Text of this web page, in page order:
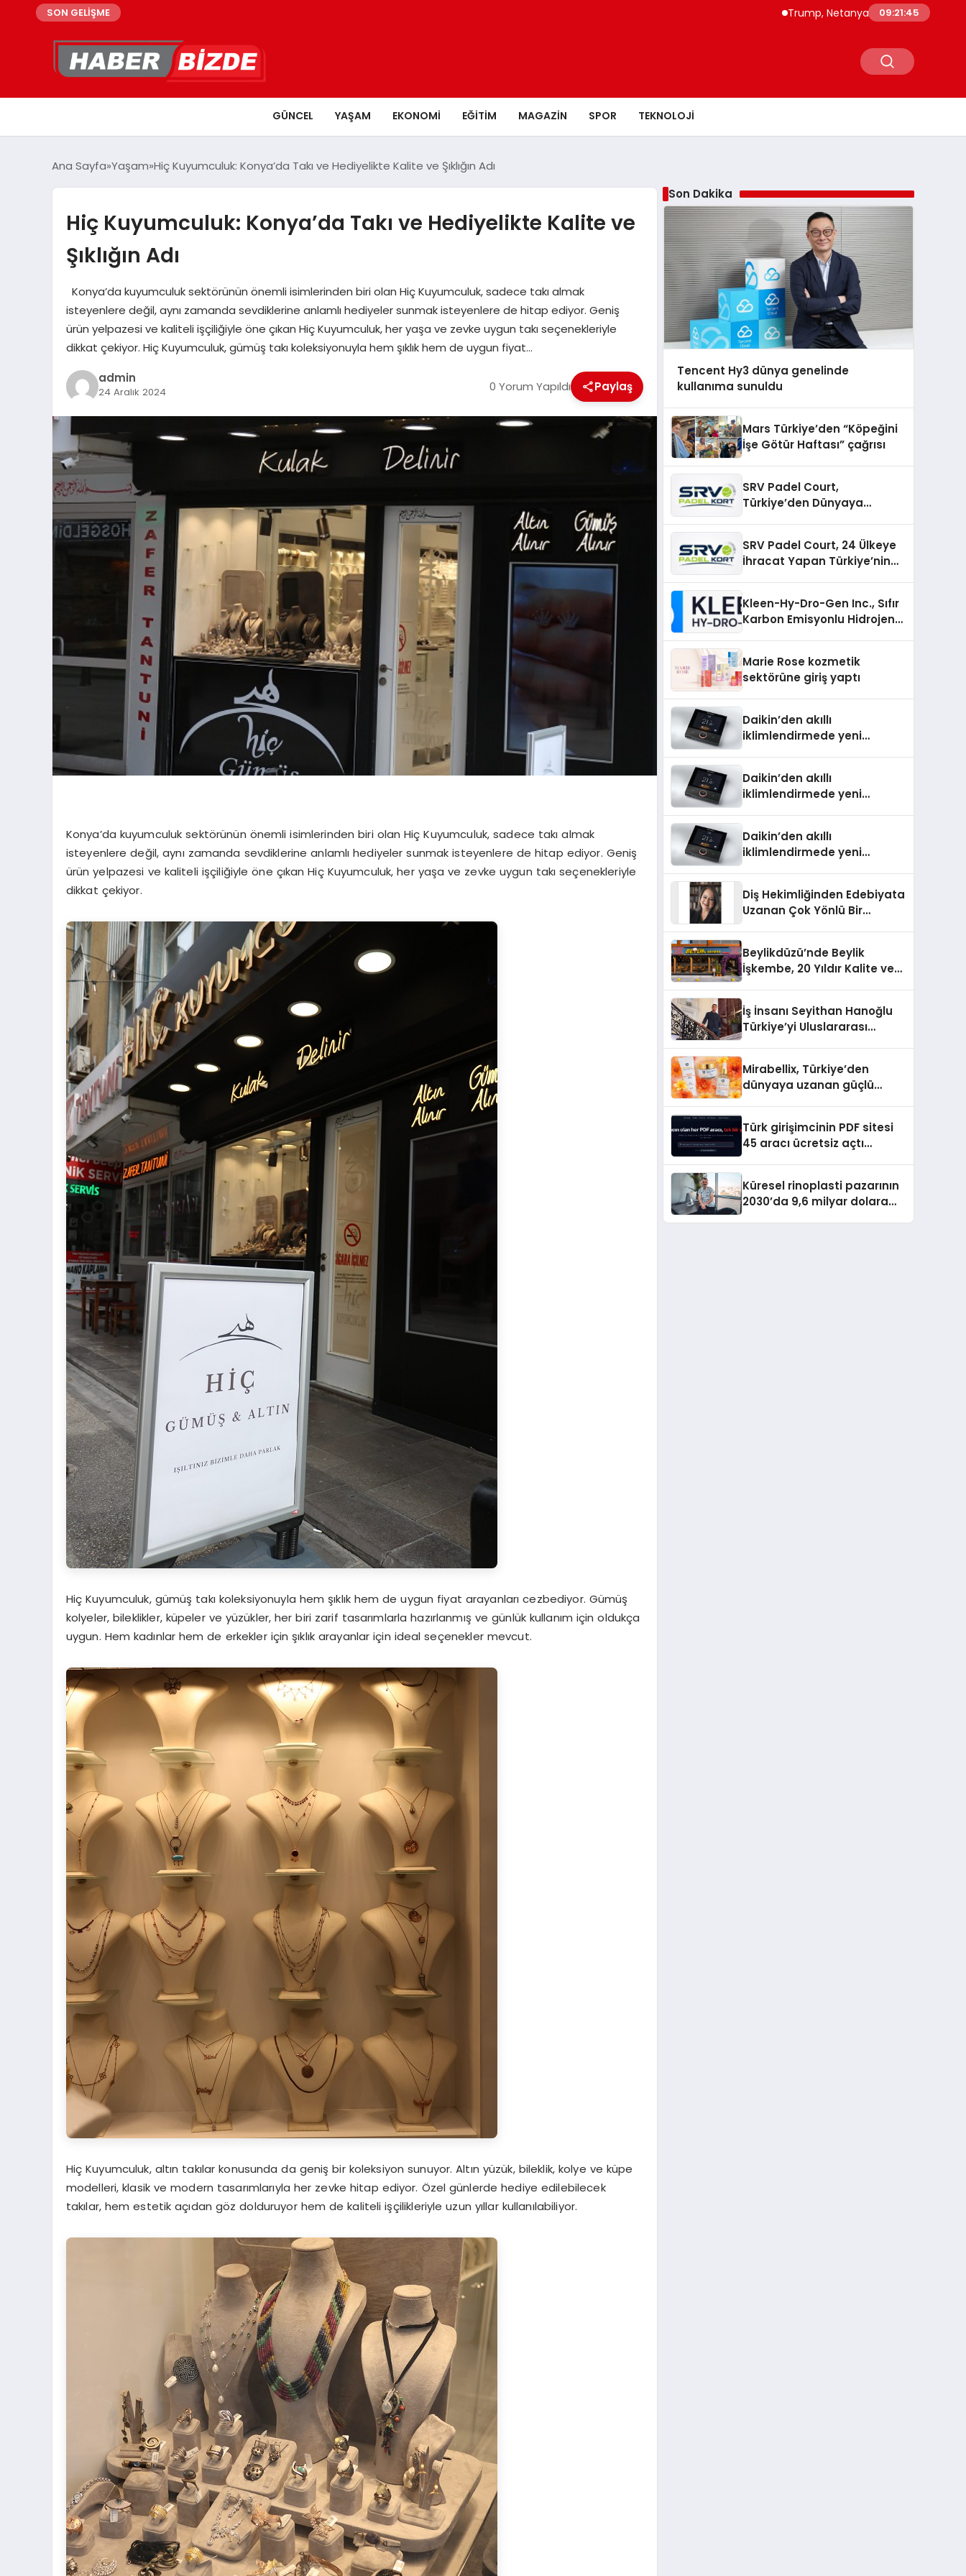
SON GELİŞME Trump, Netanyahu’ya İran Saldırılarının
09:21:47
GÜNCEL YAŞAM EKONOMI EĞITIM MAGAZIN SPOR TEKNOLOJI
Ana Sayfa Yaşam Hiç Kuyumculuk: Konya’da Takı ve Hediyelikte Kalite ve Şıklığın Adı
Hiç Kuyumculuk: Konya’da Takı ve Hediyelikte Kalite ve
Şıklığın Adı
Konya’da kuyumculuk sektörünün önemli isimlerinden biri olan Hiç Kuyumculuk, sadece takı almak
isteyenlere değil, aynı zamanda sevdiklerine anlamlı hediyeler sunmak isteyenlere de hitap ediyor. Geniş
ürün yelpazesi ve kaliteli işçiliğiyle öne çıkan Hiç Kuyumculuk, her yaşa ve zevke uygun takı seçenekleriyle
dikkat çekiyor. Hiç Kuyumculuk, gümüş takı koleksiyonuyla hem şıklık hem de uygun fiyat…
admin
24 Aralık 2024 0 Yorum Yapıldı Paylaş
Konya’da kuyumculuk sektörünün önemli isimlerinden biri olan Hiç Kuyumculuk, sadece takı almak
isteyenlere değil, aynı zamanda sevdiklerine anlamlı hediyeler sunmak isteyenlere de hitap ediyor. Geniş
ürün yelpazesi ve kaliteli işçiliğiyle öne çıkan Hiç Kuyumculuk, her yaşa ve zevke uygun takı seçenekleriyle
dikkat çekiyor.
Hiç Kuyumculuk, gümüş takı koleksiyonuyla hem şıklık hem de uygun fiyat arayanları cezbediyor. Gümüş
kolyeler, bileklikler, küpeler ve yüzükler, her biri zarif tasarımlarla hazırlanmış ve günlük kullanım için oldukça
uygun. Hem kadınlar hem de erkekler için şıklık arayanlar için ideal seçenekler mevcut.
Hiç Kuyumculuk, altın takılar konusunda da geniş bir koleksiyon sunuyor. Altın yüzük, bileklik, kolye ve küpe
modelleri, klasik ve modern tasarımlarıyla her zevke hitap ediyor. Özel günlerde hediye edilebilecek
takılar, hem estetik açıdan göz dolduruyor hem de kaliteli işçilikleriyle uzun yıllar kullanılabiliyor.
Son Dakika
Tencent Hy3 dünya genelinde
kullanıma sunuldu
Mars Türkiye’den “Köpeğini
İşe Götür Haftası” çağrısı
SRV Padel Court,
Türkiye’den Dünyaya
SRV Padel Court, 24 Ülkeye
İhracat Yapan Türkiye’nin
Kleen-Hy-Dro-Gen Inc., Sıfır
Karbon Emisyonlu Hidrojen
Aldı
Marie Rose kozmetik
sektörüne giriş yaptı
Daikin’den akıllı
iklimlendirmede yeni
Daikin’den akıllı
iklimlendirmede yeni
Daikin’den akıllı
iklimlendirmede yeni
Diş Hekimliğinden Edebiyata
Uzanan Çok Yönlü Bir
Beylikdüzü’nde Beylik
İşkembe, 20 Yıldır Kalite ve
İş İnsanı Seyithan Hanoğlu
Türkiye’yi Uluslararası
Mirabellix, Türkiye’den
dünyaya uzanan güçlü
Türk girişimcinin PDF sitesi
45 aracı ücretsiz açtı
Küresel rinoplasti pazarının
2030’da 9,6 milyar dolara